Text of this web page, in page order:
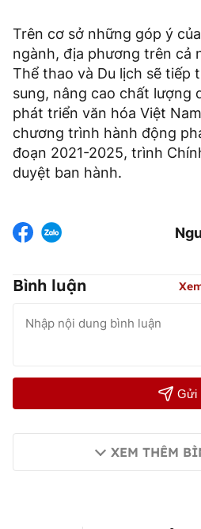
Trên cơ sở những góp ý
ngành, địa phương trên cả
Thể thao và Du lịch sẽ tiếp
sung, nâng cao chất lượng
phát triển văn hóa Việt
chương trình hành động
đoạn 2021-2025, trình
duyệt ban hành.
Bình luận
Gửi
XEM THÊM